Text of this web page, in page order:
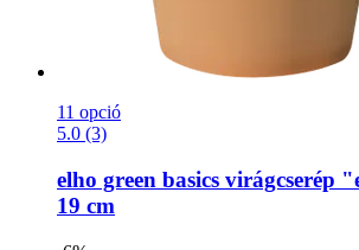
11 opció
5.0 (3)
elho green basics virágcserép
19 cm